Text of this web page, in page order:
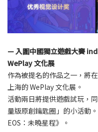
— 入圍中國獨立遊戲大賽
WePlay 文化展
作為被提名的作品之一，將
上海的 WePlay 文化展。
活動兩日將提供遊戲試玩，
量版原創鑰匙圈」的小活動
EOS：未曉星程》。